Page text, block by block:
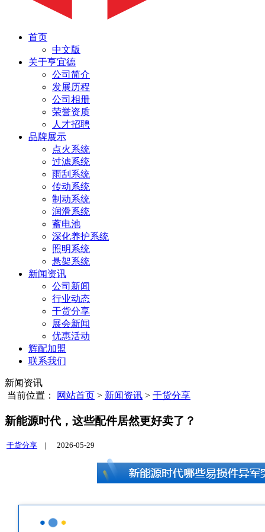
首页
中文版
关于亨宜德
公司简介
发展历程
公司相册
荣誉资质
人才招聘
品牌展示
点火系统
过滤系统
雨刮系统
传动系统
制动系统
润滑系统
蓄电池
深化养护系统
照明系统
悬架系统
新闻资讯
公司新闻
行业动态
干货分享
展会新闻
优惠活动
辉配加盟
联系我们
新闻资讯
当前位置：
网站首页 > 新闻资讯 > 干货分享
新能源时代，这些配件居然更好卖了？
干货分享 | 2026-05-29